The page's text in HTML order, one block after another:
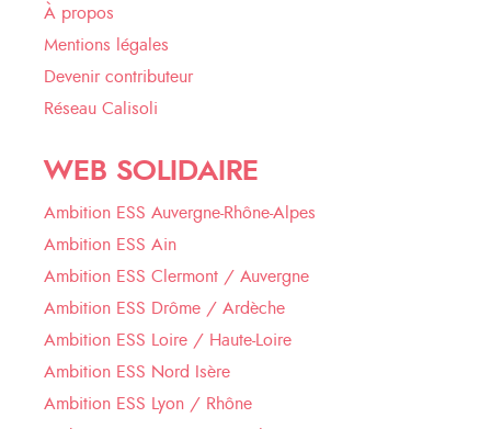
À propos
Mentions légales
Devenir contributeur
Réseau Calisoli
WEB SOLIDAIRE
Ambition ESS Auvergne-Rhône-Alpes
Ambition ESS Ain
Ambition ESS Clermont / Auvergne
Ambition ESS Drôme / Ardèche
Ambition ESS Loire / Haute-Loire
Ambition ESS Nord Isère
Ambition ESS Lyon / Rhône